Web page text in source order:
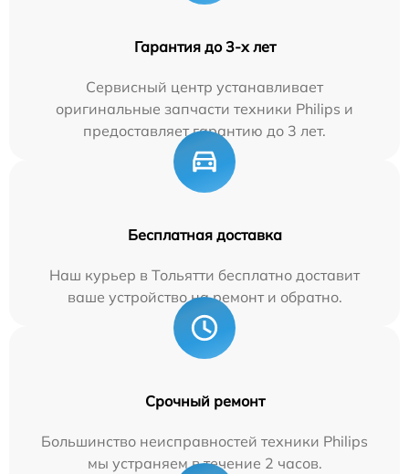
Гарантия до 3-х лет
Сервисный центр устанавливает
оригинальные запчасти техники Philips и
предоставляет гарантию до 3 лет.
Бесплатная доставка
Наш курьер в Тольятти бесплатно доставит
ваше устройство на ремонт и обратно.
Срочный ремонт
Большинство неисправностей техники Philips
мы устраняем в течение 2 часов.